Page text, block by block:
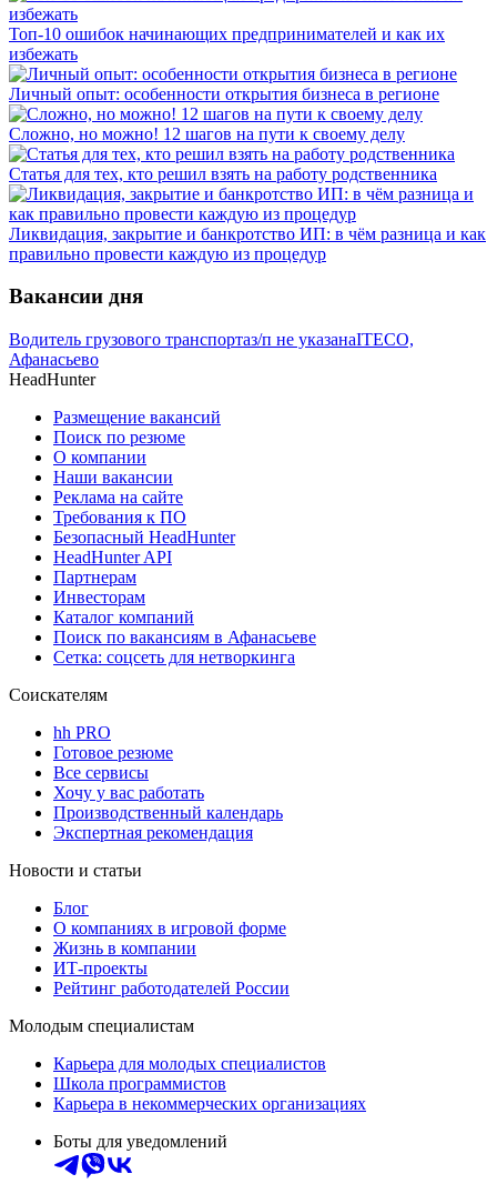
Топ-10 ошибок начинающих предпринимателей и как их
избежать
Личный опыт: особенности открытия бизнеса в регионе
Сложно, но можно! 12 шагов на пути к своему делу
Статья для тех, кто решил взять на работу родственника
Ликвидация, закрытие и банкротство ИП: в чём разница и как
правильно провести каждую из процедур
Вакансии дня
Водитель грузового транспортаз/п не указанаITECO,
Афанасьево
HeadHunter
Размещение вакансий
Поиск по резюме
О компании
Наши вакансии
Реклама на сайте
Требования к ПО
Безопасный HeadHunter
HeadHunter API
Партнерам
Инвесторам
Каталог компаний
Поиск по вакансиям в Афанасьеве
Сетка: соцсеть для нетворкинга
Соискателям
hh PRO
Готовое резюме
Все сервисы
Хочу у вас работать
Производственный календарь
Экспертная рекомендация
Новости и статьи
Блог
О компаниях в игровой форме
Жизнь в компании
ИТ-проекты
Рейтинг работодателей России
Молодым специалистам
Карьера для молодых специалистов
Школа программистов
Карьера в некоммерческих организациях
Боты для уведомлений